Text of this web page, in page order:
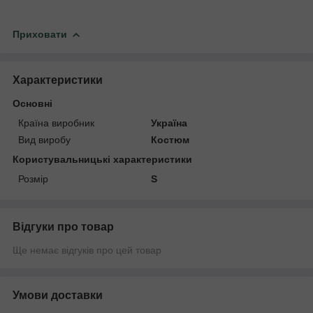
Приховати
Характеристики
Основні
Країна виробник
Україна
Вид виробу
Костюм
Користувальницькі характеристики
Розмір
S
Відгуки про товар
Ще немає відгуків про цей товар
Умови доставки